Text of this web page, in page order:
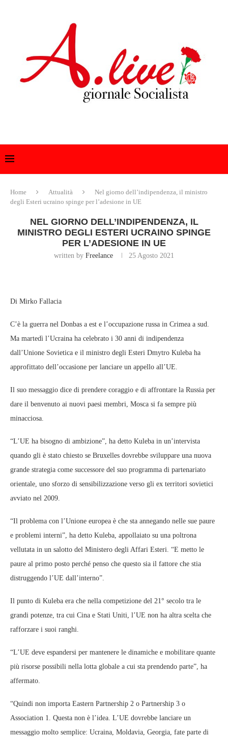
Home Attualità
Nel giorno dell’indipendenza, il ministro
degli Esteri ucraino spinge per l’adesione in UE
NEL GIORNO DELL’INDIPENDENZA, IL
MINISTRO DEGLI ESTERI UCRAINO SPINGE
PER L’ADESIONE IN UE
written by Freelance 25 Agosto 2021
Di Mirko Fallacia
C’è la guerra nel Donbas a est e l’occupazione russa in Crimea a sud.
Ma martedì l’Ucraina ha celebrato i 30 anni di indipendenza
dall’Unione Sovietica e il ministro degli Esteri Dmytro Kuleba ha
approfittato dell’occasione per lanciare un appello all’UE.
Il suo messaggio dice di prendere coraggio e di affrontare la Russia per
dare il benvenuto ai nuovi paesi membri, Mosca si fa sempre più
minacciosa.
“L’UE ha bisogno di ambizione”, ha detto Kuleba in un’intervista
quando gli è stato chiesto se Bruxelles dovrebbe sviluppare una nuova
grande strategia come successore del suo programma di partenariato
orientale, uno sforzo di sensibilizzazione verso gli ex territori sovietici
avviato nel 2009.
“Il problema con l’Unione europea è che sta annegando nelle sue paure
e problemi interni”, ha detto Kuleba, appollaiato su una poltrona
vellutata in un salotto del Ministero degli Affari Esteri. “E metto le
paure al primo posto perché penso che questo sia il fattore che stia
distruggendo l’UE dall’interno”.
Il punto di Kuleba era che nella competizione del 21° secolo tra le
grandi potenze, tra cui Cina e Stati Uniti, l’UE non ha altra scelta che
rafforzare i suoi ranghi.
“L’UE deve espandersi per mantenere le dinamiche e mobilitare quante
più risorse possibili nella lotta globale a cui sta prendendo parte”, ha
affermato.
“Quindi non importa Eastern Partnership 2 o Partnership 3 o
Association 1. Questa non è l’idea. L’UE dovrebbe lanciare un
messaggio molto semplice: Ucraina, Moldavia, Georgia, fate parte di